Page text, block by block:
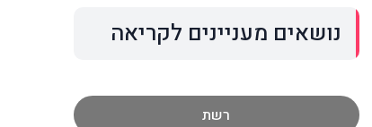
נושאים מעניינים לקריאה
רשת